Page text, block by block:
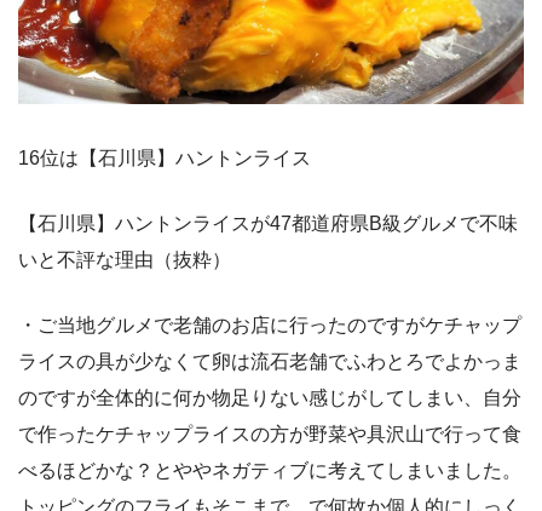
16位は【石川県】ハントンライス
【石川県】ハントンライスが47都道府県B級グルメで不味
いと不評な理由（抜粋）
・ご当地グルメで老舗のお店に行ったのですがケチャップ
ライスの具が少なくて卵は流石老舗でふわとろでよかっま
のですが全体的に何か物足りない感じがしてしまい、自分
で作ったケチャップライスの方が野菜や具沢山で行って食
べるほどかな？とややネガティブに考えてしまいました。
トッピングのフライもそこまで…で何故か個人的にしっく